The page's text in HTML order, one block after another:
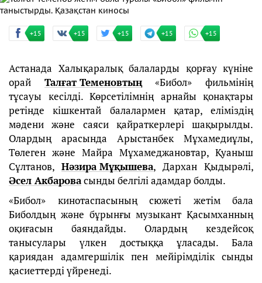
+15 +15 +15 +15 +15
Астанада Халықаралық балаларды қорғау күніне
орай Талғат Теменовтың«Бибол» фильмінің
тұсауы кесілді. Көрсетілімнің арнайы қонақтары
ретінде кішкентай балалармен қатар, еліміздің
мәдени және саяси қайраткерлері шақырылды.
Олардың арасында Арыстанбек Мұхамедиұлы,
Төлеген және Майра Мұхамеджановтар, Қуаныш
Сұлтанов, Нәзира Мұқышева, Дархан Қыдырәлі,
Әсел Акбаровасынды белгілі адамдар болды.
«Бибол» кинотаспасының сюжеті жетім бала
Биболдың және бұрынғы музыкант Қасымханның
оқиғасын баяндайды. Олардың кездейсоқ
танысулары үлкен достыққа ұласады. Бала
қариядан адамгершілік пен мейірімділік сынды
қасиеттерді үйренеді.